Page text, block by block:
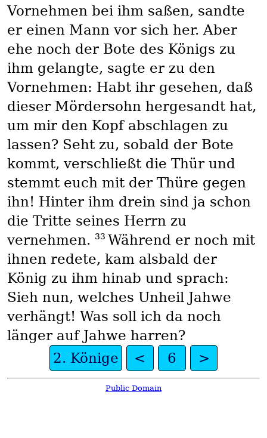
Vornehmen bei ihm saßen, sandte
er einen Mann vor sich her. Aber
ehe noch der Bote des Königs zu
ihm gelangte, sagte er zu den
Vornehmen: Habt ihr gesehen, daß
dieser Mördersohn hergesandt hat,
um mir den Kopf abschlagen zu
lassen? Seht zu, sobald der Bote
kommt, verschließt die Thür und
stemmt euch mit der Thüre gegen
ihn! Hinter ihm drein sind ja schon
die Tritte seines Herrn zu
vernehmen. 33 Während er noch mit
ihnen redete, kam alsbald der
König zu ihm hinab und sprach:
Sieh nun, welches Unheil Jahwe
verhängt! Was soll ich da noch
länger auf Jahwe harren?
2. Könige
< 6 >
Public Domain